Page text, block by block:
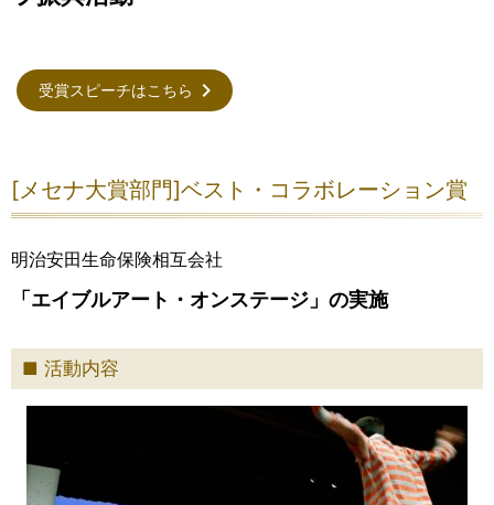
受賞スピーチはこちら
[メセナ大賞部門]ベスト・コラボレーション賞
明治安田生命保険相互会社
「エイブルアート・オンステージ」の実施
活動内容